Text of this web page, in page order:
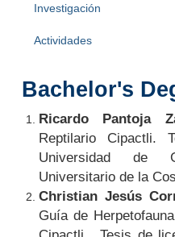
Investigación
Actividades
Bachelor's
Ricardo Pantoja
Reptilario Cipactli.
Universidad de
Universitario de la
Christian Jesús
Guía de